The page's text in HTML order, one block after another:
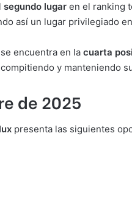
segundo lugar en el ranking
así un lugar privilegiado
encuentra en la cuarta
y manteniendo
de 2025
presenta las siguientes